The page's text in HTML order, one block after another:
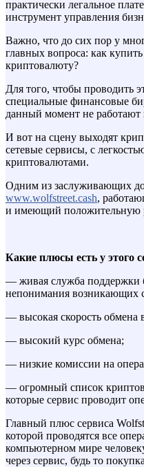
практически легальное
инструмент управления
Важно, что до сих пор у
главных вопроса: как
криптовалюту?
Для того, чтобы проводить
специальные финансовые
данный момент не работают
И вот на сцену выходят
сетевые сервисы, с
криптовалютами.
Одним из заслуживающих
www.wolfstreet.cash,
и имеющий положительную
Какие плюсы есть у этого
— живая служба поддержки
непонимания возникающих
— высокая скорость обмена
— высокий курс обмена;
— низкие комиссии на
— огромный список
которые сервис проводит
Главный плюс сервиса
которой проводятся все
компьютерном мире
через сервис, будь то